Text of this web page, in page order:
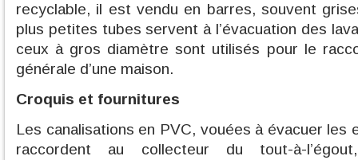
recyclable, il est vendu en barres, souvent
plus petites tubes servent à l’évacuation des
ceux à gros diamètre sont utilisés pour le
générale d’une maison.
Croquis et fournitures
Les canalisations en PVC, vouées à évacuer les
raccordent au collecteur du tout-à-